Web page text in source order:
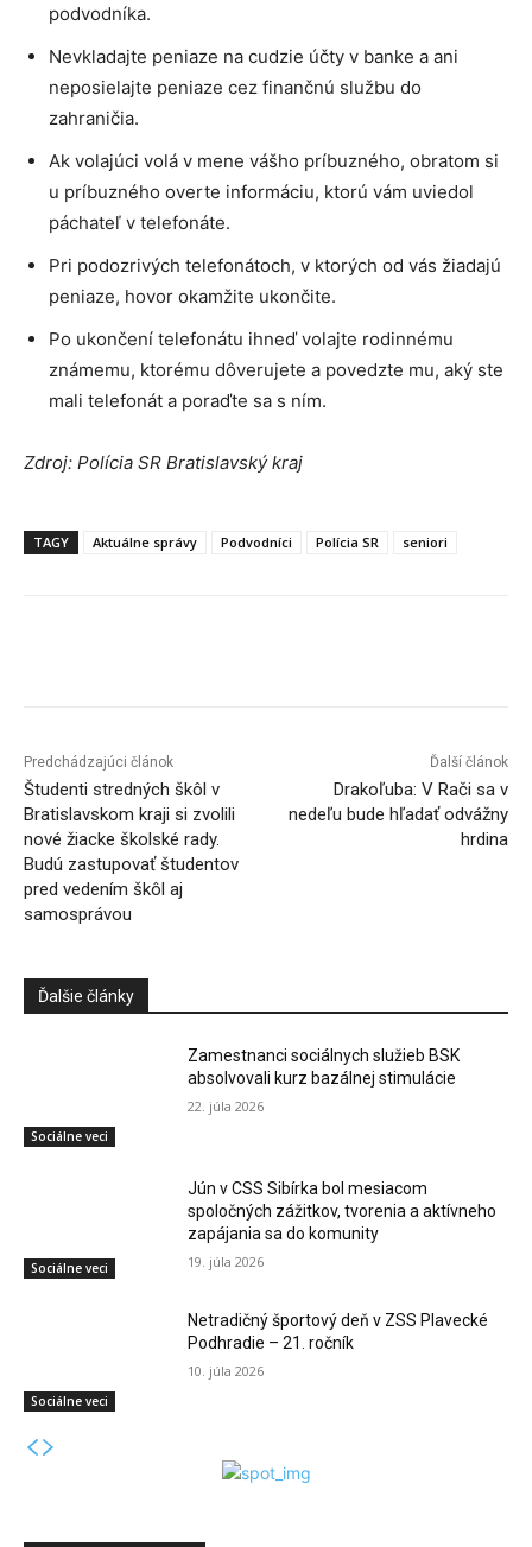
podvodníka.
Nevkladajte peniaze na cudzie účty v banke a ani
neposielajte peniaze cez finančnú službu do
zahraničia.
Ak volajúci volá v mene vášho príbuzného, obratom si
u príbuzného overte informáciu, ktorú vám uviedol
páchateľ v telefonáte.
Pri podozrivých telefonátoch, v ktorých od vás žiadajú
peniaze, hovor okamžite ukončite.
Po ukončení telefonátu ihneď volajte rodinnému
známemu, ktorému dôverujete a povedzte mu, aký ste
mali telefonát a poraďte sa s ním.
Zdroj: Polícia SR Bratislavský kraj
TAGY Aktuálne správy Podvodníci Polícia SR seniori
Predchádzajúci článok
Študenti stredných škôl v
Bratislavskom kraji si zvolili
nové žiacke školské rady.
Budú zastupovať študentov
pred vedením škôl aj
samosprávou
Ďalší článok
Drakoľuba: V Rači sa v
nedeľu bude hľadať odvážny
hrdina
Ďalšie články
Sociálne veci
Zamestnanci sociálnych služieb BSK
absolvovali kurz bazálnej stimulácie
22. júla 2026
Sociálne veci
Jún v CSS Sibírka bol mesiacom
spoločných zážitkov, tvorenia a aktívneho
zapájania sa do komunity
19. júla 2026
Sociálne veci
Netradičný športový deň v ZSS Plavecké
Podhradie – 21. ročník
10. júla 2026